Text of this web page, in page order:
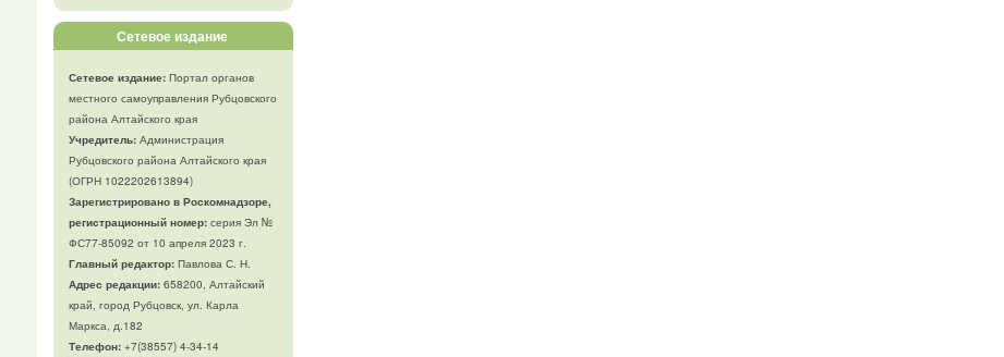
Сетевое издание
Сетевое издание:Портал органов
местного самоуправления Рубцовского
района Алтайского края
Учредитель:Администрация
Рубцовского района Алтайского края
(ОГРН 1022202613894)
Зарегистрировано в Роскомнадзоре,
регистрационный номер:серия Эл №
ФС77-85092 от 10 апреля 2023 г.
Главный редактор:Павлова С. Н.
Адрес редакции:658200, Алтайский
край, город Рубцовск, ул. Карла
Маркса, д.182
Телефон:+7(38557) 4-34-14